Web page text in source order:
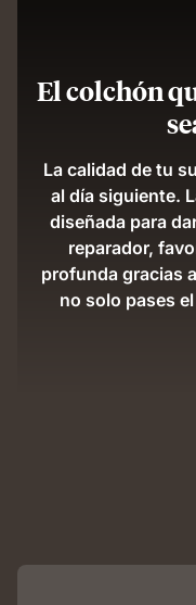
El colchón
La calidad de tu
al día siguiente.
diseñada para
reparador,
profunda gracias
no solo pases